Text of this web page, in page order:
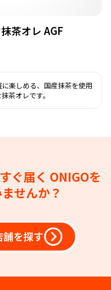
茶オレ AGF
楽しめる、国産抹茶を使用
茶オレです。
ぐ届く ONIGOを
せんか？
を探す